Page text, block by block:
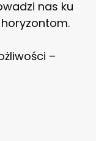
nas ku
–